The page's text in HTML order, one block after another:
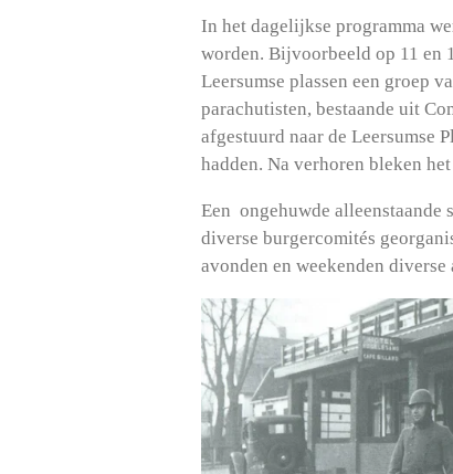
In het dagelijkse programma
worden. Bijvoorbeeld op 11 en
Leersumse plassen een groep
parachutisten, bestaande uit
afgestuurd naar de Leersumse
hadden. Na verhoren bleken
Een ongehuwde alleenstaande
diverse burgercomités
avonden en weekenden